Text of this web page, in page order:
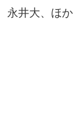
永井大、ほか